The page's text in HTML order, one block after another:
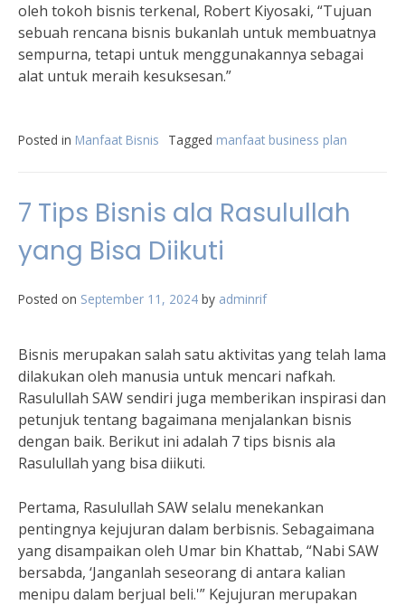
oleh tokoh bisnis terkenal, Robert Kiyosaki, “Tujuan
sebuah rencana bisnis bukanlah untuk membuatnya
sempurna, tetapi untuk menggunakannya sebagai
alat untuk meraih kesuksesan.”
Posted in Manfaat Bisnis Tagged manfaat business plan
7 Tips Bisnis ala Rasulullah
yang Bisa Diikuti
Posted on September 11, 2024 by adminrif
Bisnis merupakan salah satu aktivitas yang telah lama
dilakukan oleh manusia untuk mencari nafkah.
Rasulullah SAW sendiri juga memberikan inspirasi dan
petunjuk tentang bagaimana menjalankan bisnis
dengan baik. Berikut ini adalah 7 tips bisnis ala
Rasulullah yang bisa diikuti.
Pertama, Rasulullah SAW selalu menekankan
pentingnya kejujuran dalam berbisnis. Sebagaimana
yang disampaikan oleh Umar bin Khattab, “Nabi SAW
bersabda, ‘Janganlah seseorang di antara kalian
menipu dalam berjual beli.'” Kejujuran merupakan